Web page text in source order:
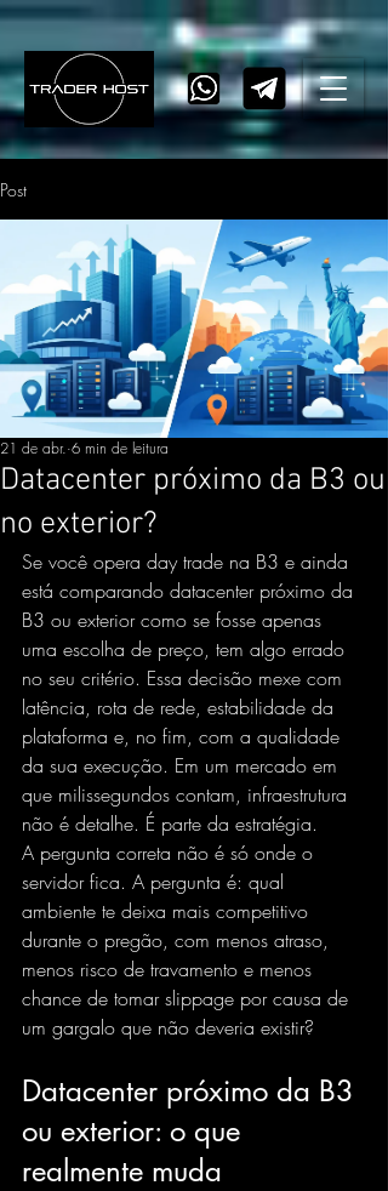
Post
Datacenter próximo da B3 ou
no exterior?
21 de abr. 6 min de leitura
Se você opera day trade na B3 e ainda
está comparando datacenter próximo da
B3 ou exterior como se fosse apenas
uma escolha de preço, tem algo errado
no seu critério. Essa decisão mexe com
latência, rota de rede, estabilidade da
plataforma e, no fim, com a qualidade
da sua execução. Em um mercado em
que milissegundos contam, infraestrutura
não é detalhe. É parte da estratégia.
A pergunta correta não é só onde o
servidor fica. A pergunta é: qual
ambiente te deixa mais competitivo
durante o pregão, com menos atraso,
menos risco de travamento e menos
chance de tomar slippage por causa de
um gargalo que não deveria existir?
Datacenter próximo da B3
ou exterior: o que
realmente muda